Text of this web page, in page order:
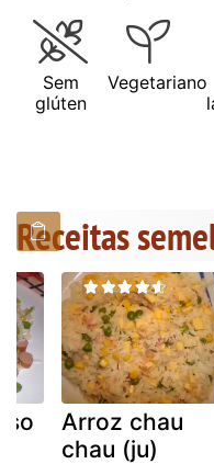
Sem
glúten
Vegetariano
Receitas
Arroz chau
chau (ju)